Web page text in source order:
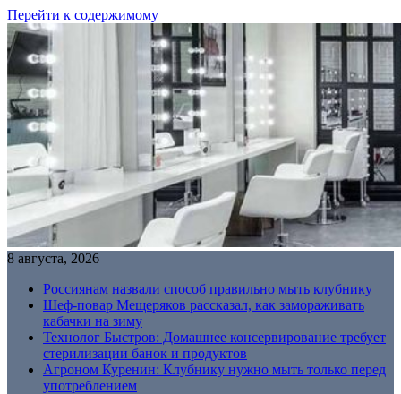
Перейти к содержимому
8 августа, 2026
Россиянам назвали способ правильно мыть клубнику
Шеф-повар Мещеряков рассказал, как замораживать
кабачки на зиму
Технолог Быстров: Домашнее консервирование требует
стерилизации банок и продуктов
Агроном Куренин: Клубнику нужно мыть только перед
употреблением